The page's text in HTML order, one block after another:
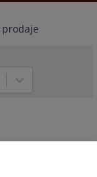
prodaje